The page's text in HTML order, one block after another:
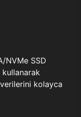
NVMe SSD
kullanarak
kolayca